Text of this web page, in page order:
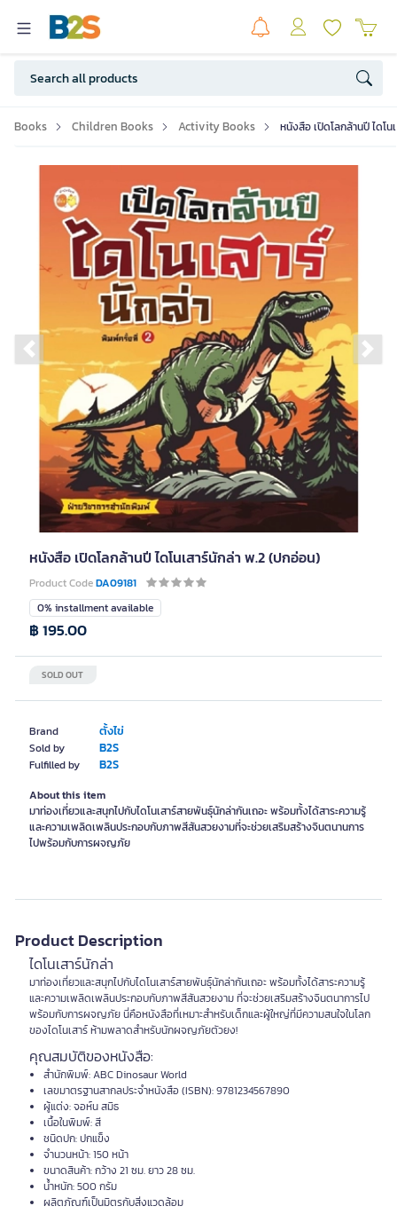
Books Children Books Activity Books หนังสือ เปิดโลกล้านปี ไดโ
Previous slide
หนังสือ เปิดโลกล้านปี ไดโนเสาร์นักล่า พ.2 (ปกอ่อน)
Product CodeDA09181
Brand ตั้งไข่
Sold by B2S
Fulfilled by B2S
0% installment available
SOLD OUT
฿ 195.00
About this item
มาท่องเที่ยวและสนุกไปกับไดโนเสาร์สายพันธุ์นักล่ากันเถอะ พร้อมทั้งได้สาระความรู้
และความเพลิดเพลินประกอบกับภาพสีสันสวยงามที่จะช่วยเสริมสร้างจินตนานการ
ไปพร้อมกับการผจญภัย
Product Description
ไดโนเสาร์นักล่า
มาท่องเที่ยวและสนุกไปกับไดโนเสาร์สายพันธุ์นักล่ากันเถอะ พร้อมทั้งได้สาระความรู้
และความเพลิดเพลินประกอบกับภาพสีสันสวยงาม ที่จะช่วยเสริมสร้างจินตนาการไป
พร้อมกับการผจญภัย นี่คือหนังสือที่เหมาะสำหรับเด็กและผู้ใหญ่ที่มีความสนใจในโลก
ของไดโนเสาร์ ห้ามพลาดสำหรับนักผจญภัยตัวยง!
คุณสมบัติของหนังสือ:
สำนักพิมพ์: ABC Dinosaur World
เลขมาตรฐานสากลประจำหนังสือ (ISBN): 9781234567890
ผู้แต่ง: จอห์น สมิธ
เนื้อในพิมพ์: สี
ชนิดปก: ปกแข็ง
จำนวนหน้า: 150 หน้า
ขนาดสินค้า: กว้าง 21 ซม. ยาว 28 ซม.
น้ำหนัก: 500 กรัม
ผลิตภัณฑ์เป็นมิตรกับสิ่งแวดล้อม